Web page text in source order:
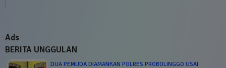
Ads
BERITA UNGGULAN
DUA PEMUDA DIAMANKAN POLRES PROBOLINGGO USAI